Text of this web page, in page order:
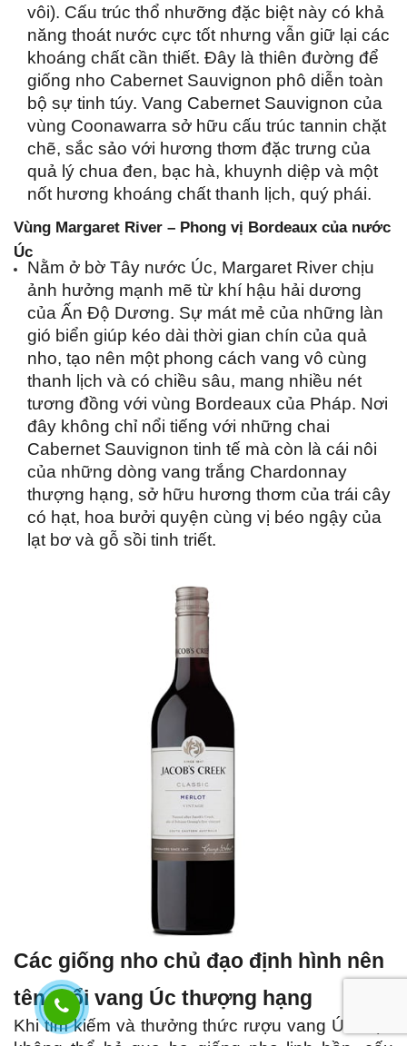
vôi). Cấu trúc thổ nhưỡng đặc biệt này có khả
năng thoát nước cực tốt nhưng vẫn giữ lại các
khoáng chất cần thiết. Đây là thiên đường để
giống nho Cabernet Sauvignon phô diễn toàn
bộ sự tinh túy. Vang Cabernet Sauvignon của
vùng Coonawarra sở hữu cấu trúc tannin chặt
chẽ, sắc sảo với hương thơm đặc trưng của
quả lý chua đen, bạc hà, khuynh diệp và một
nốt hương khoáng chất thanh lịch, quý phái.
Vùng Margaret River – Phong vị Bordeaux của nước
Úc
Nằm ở bờ Tây nước Úc, Margaret River chịu
ảnh hưởng mạnh mẽ từ khí hậu hải dương
của Ấn Độ Dương. Sự mát mẻ của những làn
gió biển giúp kéo dài thời gian chín của quả
nho, tạo nên một phong cách vang vô cùng
thanh lịch và có chiều sâu, mang nhiều nét
tương đồng với vùng Bordeaux của Pháp. Nơi
đây không chỉ nổi tiếng với những chai
Cabernet Sauvignon tinh tế mà còn là cái nôi
của những dòng vang trắng Chardonnay
thượng hạng, sở hữu hương thơm của trái cây
có hạt, hoa bưởi quyện cùng vị béo ngậy của
lạt bơ và gỗ sồi tinh triết.
Các giống nho chủ đạo định hình nên
tên tuổi vang Úc thượng hạng
Khi tìm kiếm và thưởng thức rượu vang Úc, bạn